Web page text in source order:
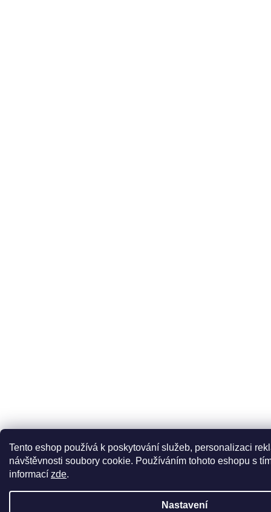
Tento eshop používá k poskytování služeb, personalizaci
návštěvnosti soubory cookie. Používáním tohoto eshopu s
informací zde.
Nastavení